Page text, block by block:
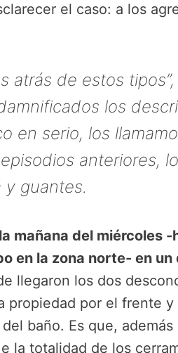
el caso: a los
atrás de estos
los
en serio, los
anteriores,
guantes.
mañana del miércoles
en la zona norte- en
llegaron los dos
propiedad por el frente
baño. Es que,
la totalidad de los